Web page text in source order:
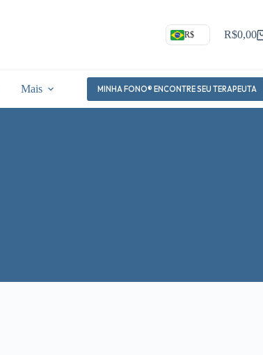
R$ Carrinho
R$0,00
Mais MINHA FONO® ENCONTRE SEU TERAPEUTA